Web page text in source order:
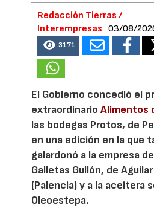
Redacción Tierras /
Interempresas
03/08/
3171
El Gobierno concedió el
extraordinarioAlimentos
las bodegas Protos, de
en una edición en la que
galardonó a la empresa
Galletas Gullón, de
(Palencia) y a la aceitera
Oleoestepa.